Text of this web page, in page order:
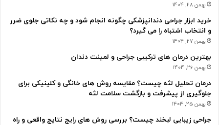
بهمن 28, 1404
خرید ابزار جراحی دندانپزشکی چگونه انجام شود و چه نکاتی جلوی ضرر
و انتخاب اشتباه را می گیرد؟
بهمن 27, 1404
بهترین درمان های ترکیبی جراحی و لمینت دندان
بهمن 26, 1404
درمان تحلیل لثه چیست؟ مقایسه روش های خانگی و کلینیکی برای
جلوگیری از پیشرفت و بازگشت سلامت لثه
بهمن 25, 1404
جراحی زیبایی لبخند چیست؟ بررسی روش های رایج نتایج واقعی و راه